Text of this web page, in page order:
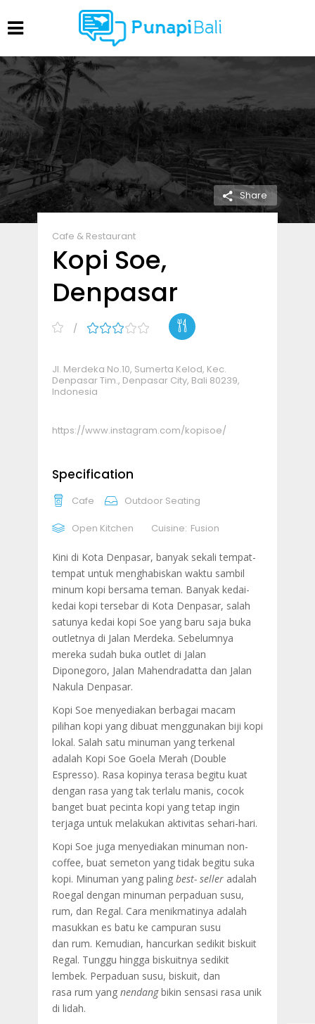
Share
Cafe & Restaurant
Kopi Soe,
Denpasar
Jl. Merdeka No.10, Sumerta Kelod, Kec.
Denpasar Tim., Denpasar City, Bali 80239,
Indonesia
https://www.instagram.com/kopisoe/
Specification
Cafe Outdoor Seating
Open Kitchen Cuisine: Fusion
Kini di Kota Denpasar, banyak sekali tempat-
tempat untuk menghabiskan waktu sambil
minum kopi bersama teman. Banyak kedai-
kedai kopi tersebar di Kota Denpasar, salah
satunya kedai kopi Soe yang baru saja buka
outletnya di Jalan Merdeka. Sebelumnya
mereka sudah buka outlet di Jalan
Diponegoro, Jalan Mahendradatta dan Jalan
Nakula Denpasar.
Kopi Soe menyediakan berbagai macam
pilihan kopi yang dibuat menggunakan biji kopi
lokal. Salah satu minuman yang terkenal
adalah Kopi Soe Goela Merah (Double
Espresso). Rasa kopinya terasa begitu kuat
dengan rasa yang tak terlalu manis, cocok
banget buat pecinta kopi yang tetap ingin
terjaga untuk melakukan aktivitas sehari-hari.
Kopi Soe juga menyediakan minuman non-
coffee, buat semeton yang tidak begitu suka
kopi. Minuman yang paling best- seller adalah
Roegal dengan minuman perpaduan susu,
rum, dan Regal. Cara menikmatinya adalah
masukkan es batu ke campuran susu
dan rum. Kemudian, hancurkan sedikit biskuit
Regal. Tunggu hingga biskuitnya sedikit
lembek. Perpaduan susu, biskuit, dan
rasa rum yang nendangbikin sensasi rasa unik
di lidah.